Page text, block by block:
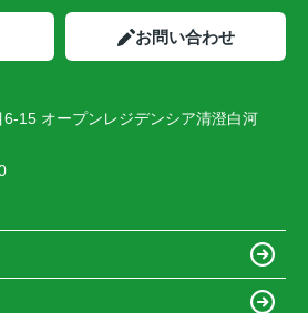
お問い合わせ
15 オープンレジデンシア清澄白河